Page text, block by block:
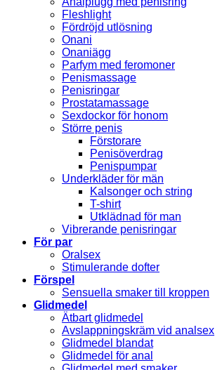
Fleshlight
Fördröjd utlösning
Onani
Onaniägg
Parfym med feromoner
Penismassage
Penisringar
Prostatamassage
Sexdockor för honom
Större penis
Förstorare
Penisöverdrag
Penispumpar
Underkläder för män
Kalsonger och string
T-shirt
Utklädnad för man
Vibrerande penisringar
För par
Oralsex
Stimulerande dofter
Förspel
Sensuella smaker till kroppen
Glidmedel
Ätbart glidmedel
Avslappningskräm vid analsex
Glidmedel blandat
Glidmedel för anal